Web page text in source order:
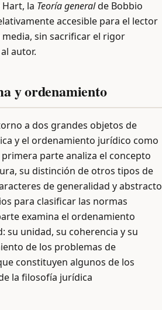
Hart, la Teoría generalde Bobbio
accesible para el lector
sin sacrificar el rigor
autor.
y ordenamiento
a dos grandes objetos de
y el ordenamiento jurídico como
parte analiza el concepto
su distinción de otros tipos de
de generalidad y abstracto
para clasificar las normas
examina el ordenamiento
su unidad, su coherencia y su
de los problemas de
constituyen algunos de los
la filosofía jurídica